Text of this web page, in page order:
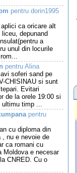
pentru dorin1995
ca oricare alt
depunand
a
unul din locurile
pentru Alina
soferi sand pe
CHISINAU si sunt
Evitari
de la orele 19:00 si
ultimu timp ...
pentru
cu diploma din
, nu e nevoie de
ca romani cu
Moldova e necesar
CNRED. Cu o